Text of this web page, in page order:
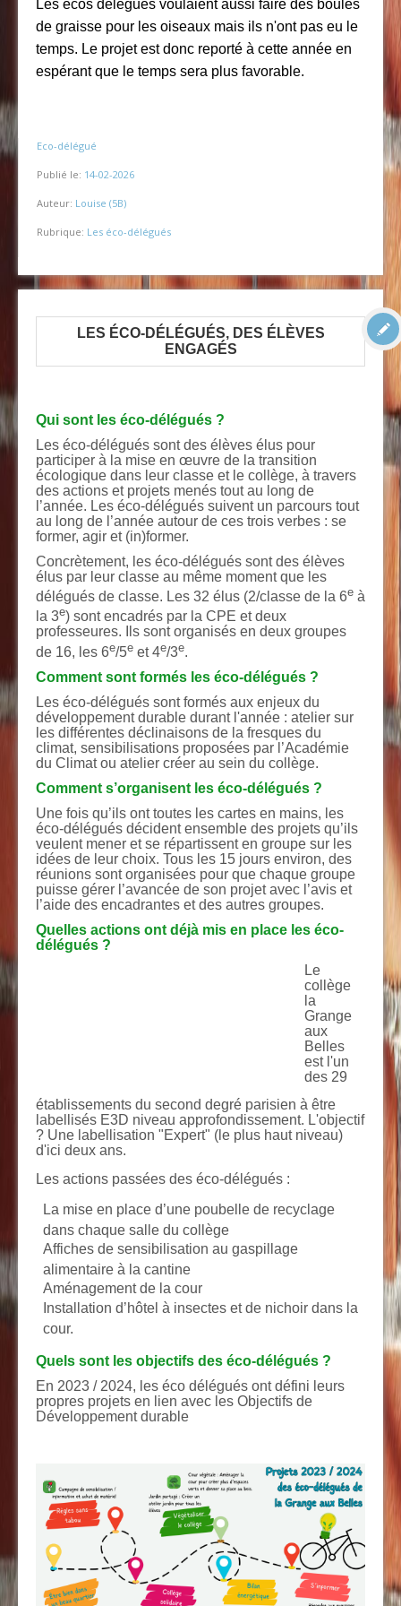
Les écos délégués voulaient aussi faire des boules
de graisse pour les oiseaux mais ils n'ont pas eu le
temps. Le projet est donc reporté à cette année en
espérant que le temps sera plus favorable.
Eco-délégué
Publié le: 14-02-2026
Auteur: Louise (5B)
Rubrique: Les éco-délégués
LES ÉCO-DÉLÉGUÉS, DES ÉLÈVES
ENGAGÉS
Qui sont les éco-délégués ?
Les éco-délégués sont des élèves élus pour
participer à la mise en œuvre de la transition
écologique dans leur classe et le collège, à travers
des actions et projets menés tout au long de
l’année. Les éco-délégués suivent un parcours tout
au long de l’année autour de ces trois verbes : se
former, agir et (in)former.
Concrètement, les éco-délégués sont des élèves
élus par leur classe au même moment que les
délégués de classe. Les 32 élus (2/classe de la 6e à
la 3e) sont encadrés par la CPE et deux
professeures. Ils sont organisés en deux groupes
de 16, les 6e/5e et 4e/3e.
Comment sont formés les éco-délégués ?
Les éco-délégués sont formés aux enjeux du
développement durable durant l'année : atelier sur
les différentes déclinaisons de la fresques du
climat, sensibilisations proposées par l’Académie
du Climat ou atelier créer au sein du collège.
Comment s’organisent les éco-délégués ?
Une fois qu’ils ont toutes les cartes en mains, les
éco-délégués décident ensemble des projets qu’ils
veulent mener et se répartissent en groupe sur les
idées de leur choix. Tous les 15 jours environ, des
réunions sont organisées pour que chaque groupe
puisse gérer l’avancée de son projet avec l’avis et
l’aide des encadrantes et des autres groupes.
Quelles actions ont déjà mis en place les éco-
délégués ?
Le
collège
la
Grange
aux
Belles
est l'un
des 29
établissements du second degré parisien à être
labellisés E3D niveau approfondissement. L'objectif
? Une labellisation "Expert" (le plus haut niveau)
d'ici deux ans.
Les actions passées des éco-délégués :
La mise en place d’une poubelle de recyclage
dans chaque salle du collège
Affiches de sensibilisation au gaspillage
alimentaire à la cantine
Aménagement de la cour
Installation d’hôtel à insectes et de nichoir dans la
cour.
Quels sont les objectifs des éco-délégués ?
En 2023 / 2024, les éco délégués ont défini leurs
propres projets en lien avec les Objectifs de
Développement durable